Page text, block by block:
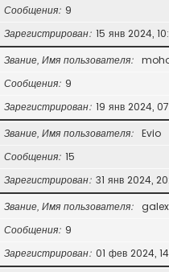
Сообщения 9
Зарегистрирован 15 янв 2024,
Звание, Имя пользователя
Сообщения 9
Зарегистрирован 19 янв 2024,
Звание, Имя пользователя
Evio
Сообщения 15
Зарегистрирован 31 янв 2024,
Звание, Имя пользователя
Сообщения 9
Зарегистрирован 01 фев 2024,